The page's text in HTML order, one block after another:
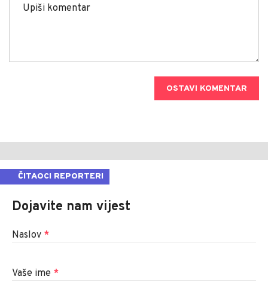
OSTAVI KOMENTAR
ČITAOCI REPORTERI
Dojavite nam vijest
Naslov *
Vaše ime *